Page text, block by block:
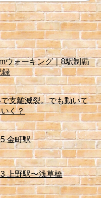
ウォーキング｜8駅制覇
録
支離滅裂。でも動いて
く？
金町駅
上野駅〜浅草橋